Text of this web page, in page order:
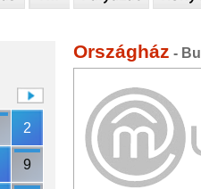
2
9
Országház -